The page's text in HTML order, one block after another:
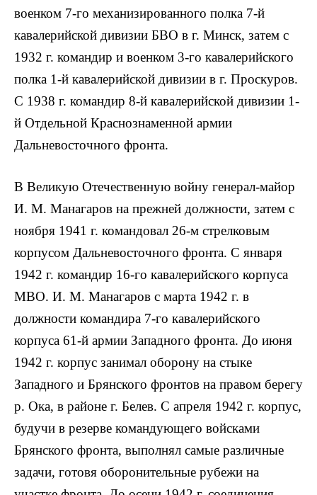
военком 7-го механизированного полка 7-й
кавалерийской дивизии БВО в г. Минск, затем с
1932 г. командир и военком 3-го кавалерийского
полка 1-й кавалерийской дивизии в г. Проскуров.
С 1938 г. командир 8-й кавалерийской дивизии 1-
й Отдельной Краснознаменной армии
Дальневосточного фронта.
В Великую Отечественную войну генерал-майор
И. М. Манагаров на прежней должности, затем с
ноября 1941 г. командовал 26-м стрелковым
корпусом Дальневосточного фронта. С января
1942 г. командир 16-го кавалерийского корпуса
МВО. И. М. Манагаров с марта 1942 г. в
должности командира 7-го кавалерийского
корпуса 61-й армии Западного фронта. До июня
1942 г. корпус занимал оборону на стыке
Западного и Брянского фронтов на правом берегу
р. Ока, в районе г. Белев. С апреля 1942 г. корпус,
будучи в резерве командующего войсками
Брянского фронта, выполнял самые различные
задачи, готовя оборонительные рубежи на